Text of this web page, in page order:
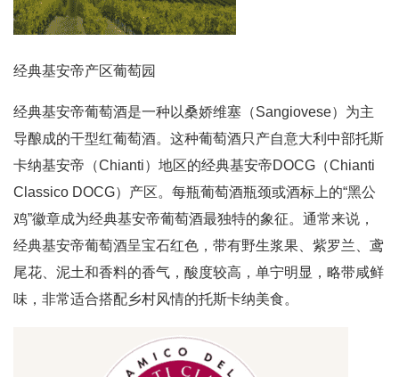
经典基安帝产区葡萄园
经典基安帝葡萄酒是一种以桑娇维塞（Sangiovese）为主
导酿成的干型红葡萄酒。这种葡萄酒只产自意大利中部托斯
卡纳基安帝（Chianti）地区的经典基安帝DOCG（Chianti
Classico DOCG）产区。每瓶葡萄酒瓶颈或酒标上的“黑公
鸡”徽章成为经典基安帝葡萄酒最独特的象征。通常来说，
经典基安帝葡萄酒呈宝石红色，带有野生浆果、紫罗兰、鸢
尾花、泥土和香料的香气，酸度较高，单宁明显，略带咸鲜
味，非常适合搭配乡村风情的托斯卡纳美食。